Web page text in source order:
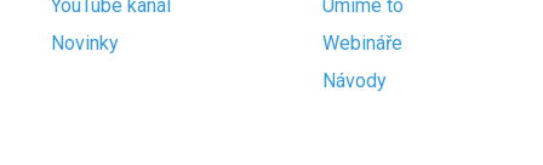
YouTube kanál
Novinky
Umíme to
Webináře
Návody